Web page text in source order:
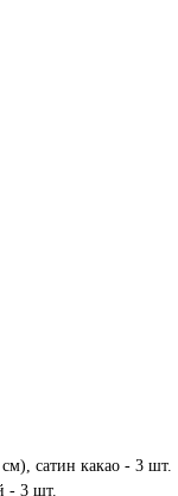
сатин какао - 3 шт.
- 3 шт.